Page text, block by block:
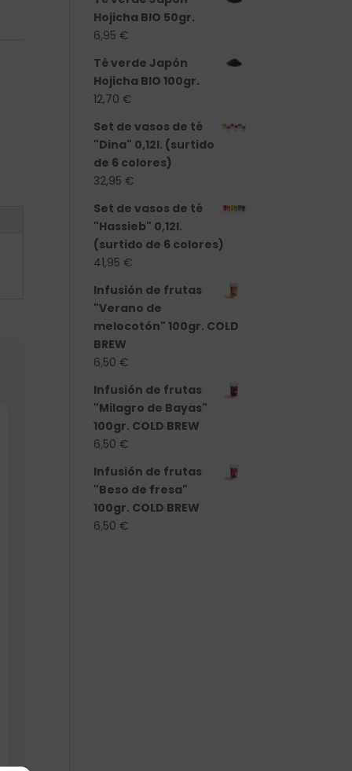
Hojicha BIO 50gr.
6,95 €
Té verde Japón
Hojicha BIO 100gr.
12,70 €
Set de vasos de té
"Dina" 0,12l. (surtido
de 6 colores)
32,95 €
Set de vasos de té
"Hassieb" 0,12l.
(surtido de 6 colores)
41,95 €
Infusión de frutas
"Verano de
melocotón" 100gr. COLD
BREW
6,50 €
Infusión de frutas
"Milagro de Bayas"
100gr. COLD BREW
6,50 €
Infusión de frutas
"Beso de fresa"
100gr. COLD BREW
6,50 €